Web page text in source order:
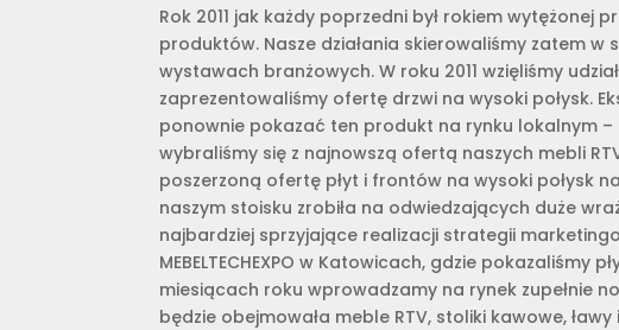
Rok 2011 jak każdy poprzedni był rokiem
produktów. Nasze działania skierowaliśmy zatem
wystawach branżowych. W roku 2011 wzięliśmy
zaprezentowaliśmy ofertę drzwi na wysoki połysk.
ponownie pokazać ten produkt na rynku lokalnym –
wybraliśmy się z najnowszą ofertą naszych mebli
poszerzoną ofertę płyt i frontów na wysoki połysk
naszym stoisku zrobiła na odwiedzających duże
najbardziej sprzyjające realizacji strategii
MEBELTECHEXPO w Katowicach, gdzie
miesiącach roku wprowadzamy na rynek zupełnie
będzie obejmowała meble RTV, stoliki kawowe,